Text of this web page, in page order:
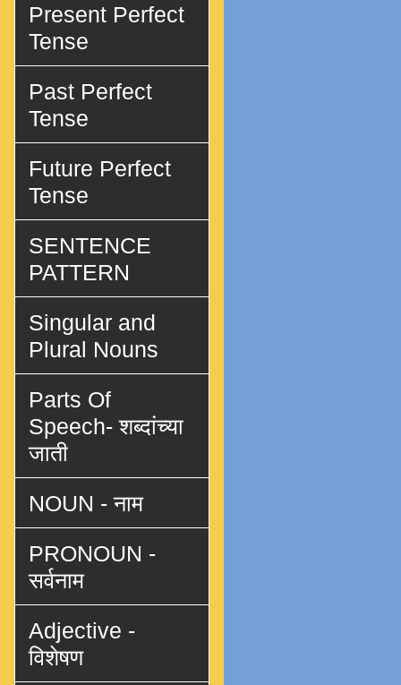
Present Perfect
Tense
Past Perfect
Tense
Future Perfect
Tense
SENTENCE
PATTERN
Singular and
Plural Nouns
Parts Of
Speech- शब्दांच्या
जाती
NOUN - नाम
PRONOUN -
सर्वनाम
Adjective -
विशेषण